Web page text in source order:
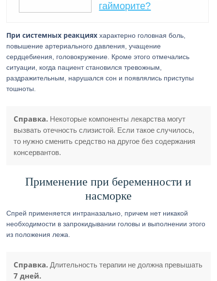
гайморите?
При системных реакциях характерно головная боль,
повышение артериального давления, учащение
сердцебиения, головокружение. Кроме этого отмечались
ситуации, когда пациент становился тревожным,
раздражительным, нарушался сон и появлялись приступы
тошноты.
Справка. Некоторые компоненты лекарства могут
вызвать отечность слизистой. Если такое случилось,
то нужно сменить средство на другое без содержания
консервантов.
Применение при беременности и
насморке
Спрей применяется интраназально, причем нет никакой
необходимости в запрокидывании головы и выполнении этого
из положения лежа.
Справка. Длительность терапии не должна превышать
7 дней.